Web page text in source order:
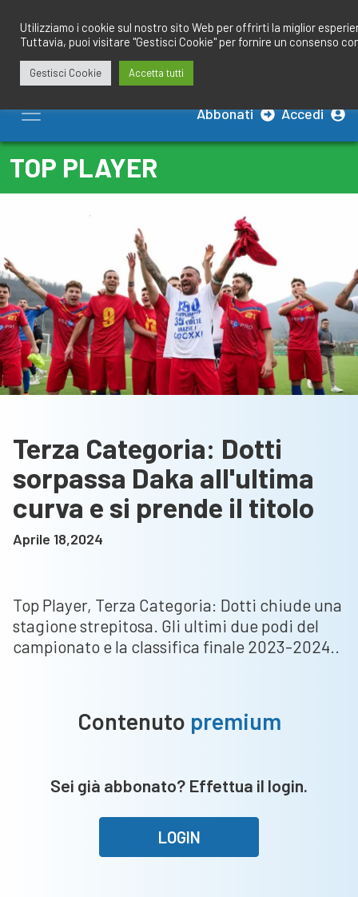
contenuto
Abbonati Accedi
TOP PLAYER
Terza Categoria: Dotti
sorpassa Daka all'ultima
curva e si prende il titolo
Aprile 18,2024
Top Player, Terza Categoria: Dotti chiude una
stagione strepitosa. Gli ultimi due podi del
campionato e la classifica finale 2023-2024..
Contenuto premium
Sei già abbonato? Effettua il login.
LOGIN
Utilizziamo i cookie sul nostro sito Web per offrirti la miglior
Tuttavia, puoi visitare "Gestisci Cookie" per fornire un consenso
Gestisci Cookie Accetta tutti